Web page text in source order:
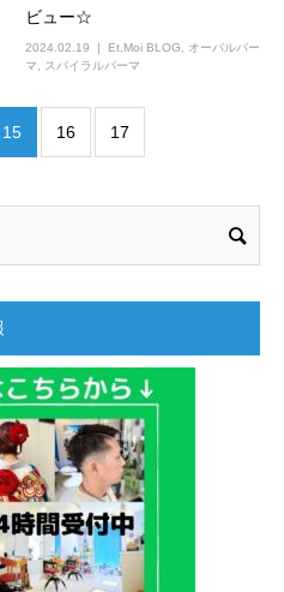
ビュー☆
2024.02.19 Et,Moi BLOG
オーバルパー
マ
スパイラルパーマ
15 16 17